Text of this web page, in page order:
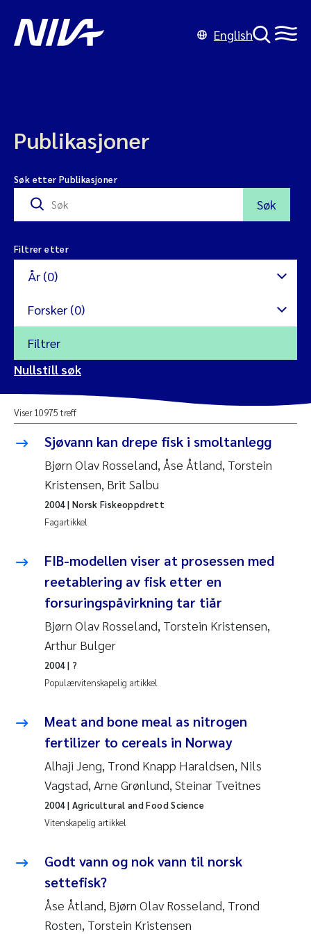
English
Publikasjoner
Søk etter Publikasjoner
Søk
Filtrer etter
År (0)
2024
2023
2020
2019
2018
2017
2015
2014
2013
2011
2010
Forsker (0)
Yan Lin
Kristina Øie Kvile
Areti Balkoni
Marianne Stave Sekkenes
Charles Patrick Lavin
Eirin Aasland
Julia Szulecka
Ellen Johannesen
Steen Wilhelm Knudsen
Paul Ragnar Berg
Øyvind Kaste
Christian Vogelsang
Nullstill
Filtrer
Nullstill søk
Viser 10975 treff
Sjøvann kan drepe fisk i smoltanlegg
Bjørn Olav Rosseland, Åse Åtland, Torstein
Kristensen, Brit Salbu
Fagartikkel
2004| Norsk Fiskeoppdrett
FIB-modellen viser at prosessen med
reetablering av fisk etter en
forsuringspåvirkning tar tiår
Bjørn Olav Rosseland, Torstein Kristensen,
Arthur Bulger
Populærvitenskapelig artikkel
2004| ?
Meat and bone meal as nitrogen
fertilizer to cereals in Norway
Alhaji Jeng, Trond Knapp Haraldsen, Nils
Vagstad, Arne Grønlund, Steinar Tveitnes
Vitenskapelig artikkel
2004| Agricultural and Food Science
Godt vann og nok vann til norsk
settefisk?
Åse Åtland, Bjørn Olav Rosseland, Trond
Rosten, Torstein Kristensen